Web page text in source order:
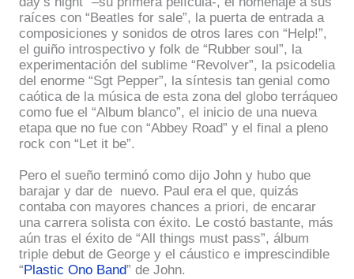
raíces con “Beatles for sale”, la puerta de entrada a
composiciones y sonidos de otros lares con “Help!”,
el guiño introspectivo y folk de “Rubber soul”, la
experimentación del sublime “Revolver”, la psicodelia
del enorme “Sgt Pepper”, la síntesis tan genial como
caótica de la música de esta zona del globo terráqueo
como fue el “Album blanco”, el inicio de una nueva
etapa que no fue con “Abbey Road” y el final a pleno
rock con “Let it be”.
Pero el sueño terminó como dijo John y hubo que
barajar y dar de nuevo. Paul era el que, quizás
contaba con mayores chances a priori, de encarar
una carrera solista con éxito. Le costó bastante, más
aún tras el éxito de “All things must pass”, álbum
triple debut de George y el cáustico e imprescindible
“Plastic Ono Band” de John.